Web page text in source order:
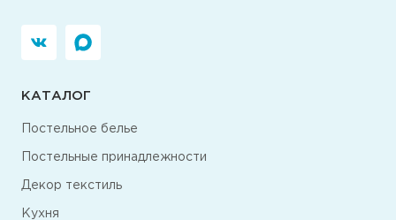
КАТАЛОГ
Постельное белье
Постельные принадлежности
Декор текстиль
Кухня